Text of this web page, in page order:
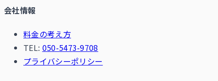
会社情報
料金の考え方
TEL: 050-5473-9708
プライバシーポリシー